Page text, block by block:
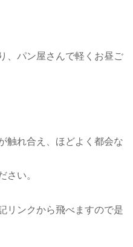
、パン屋さんで軽くお昼ご
触れ合え、ほどよく都会な
さい。
リンクから飛べますので是